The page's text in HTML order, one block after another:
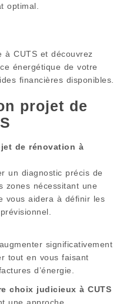
optimal.
à CUTS et découvrez
énergétique de votre
financières disponibles.
projet de
de rénovation à
un diagnostic précis de
zones nécessitant une
vous aidera à définir les
significativement
tout en vous faisant
d’énergie.
choix judicieux à CUTS